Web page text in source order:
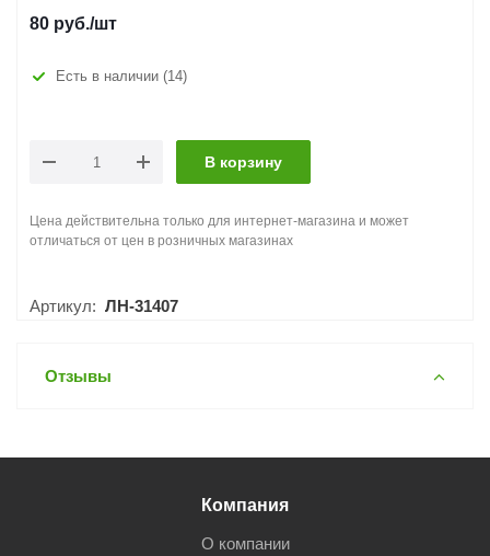
80 руб./шт
Есть в наличии (14)
В корзину
Цена действительна только для интернет-магазина и может
отличаться от цен в розничных магазинах
Артикул: ЛН-31407
Отзывы
Компания
О компании